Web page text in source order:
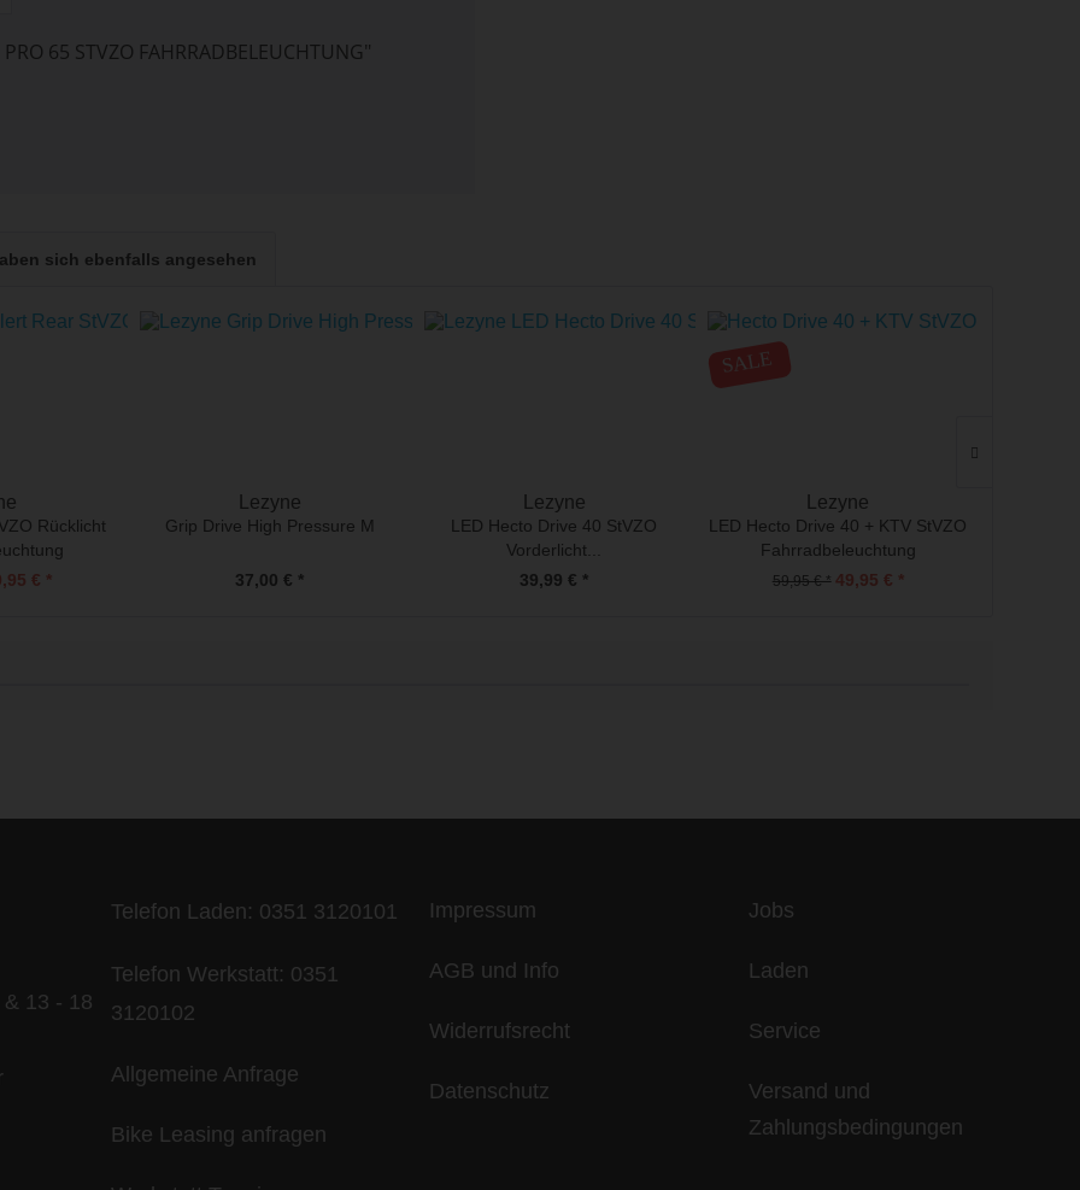
65 STVZO FAHRRADBELEUCHTUNG"
sich ebenfalls angesehen
Rücklicht
€ *
Lezyne
Grip Drive High Pressure M
37,00 € *
Lezyne
LED Hecto Drive 40 StVZO
Vorderlicht...
39,99 € *
SALE
Lezyne
LED Hecto Drive 40 + KTV StVZO
Fahrradbeleuchtung
59,95 € * 49,95 € *
13 - 18
Telefon Laden: 0351 3120101
Telefon Werkstatt: 0351
3120102
Allgemeine Anfrage
Bike Leasing anfragen
Impressum
AGB und Info
Widerrufsrecht
Datenschutz
Jobs
Laden
Service
Versand und
Zahlungsbedingungen